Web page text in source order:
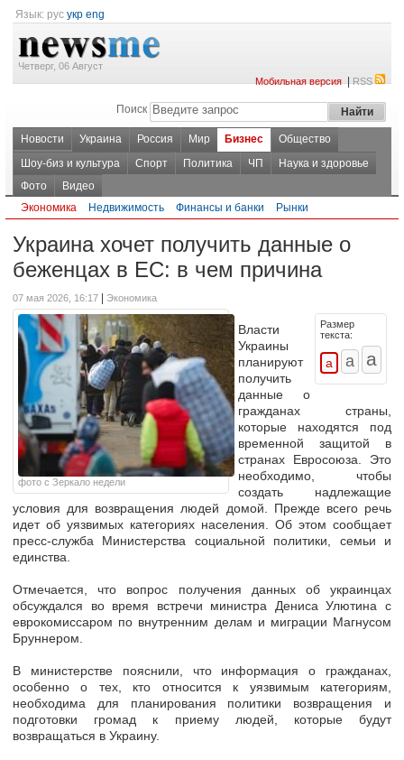
Язык: рус укр eng
Четверг, 06 Август
Мобильная версия|RSS
Поиск
Новости Украина Россия Мир Бизнес
Общество
Шоу-биз и культура
Спорт Политика ЧП
Наука и здоровье
Фото
Видео
Экономика
Недвижимость Финансы и банки Рынки
Украина хочет получить данные о
беженцах в ЕС: в чем причина
07 мая 2026, 16:17 Экономика
фото с Зеркало недели
Размер
текста:
Власти
Украины
планируют
получить
данные о
гражданах страны,
которые находятся под
временной защитой в
странах Евросоюза. Это
необходимо, чтобы
создать надлежащие
условия для возвращения людей домой. Прежде всего речь
идет об уязвимых категориях населения. Об этом сообщает
пресс-служба Министерства социальной политики, семьи и
единства.
Отмечается, что вопрос получения данных об украинцах
обсуждался во время встречи министра Дениса Улютина с
еврокомиссаром по внутренним делам и миграции Магнусом
Бруннером.
В министерстве пояснили, что информация о гражданах,
особенно о тех, кто относится к уязвимым категориям,
необходима для планирования политики возвращения и
подготовки громад к приему людей, которые будут
возвращаться в Украину.